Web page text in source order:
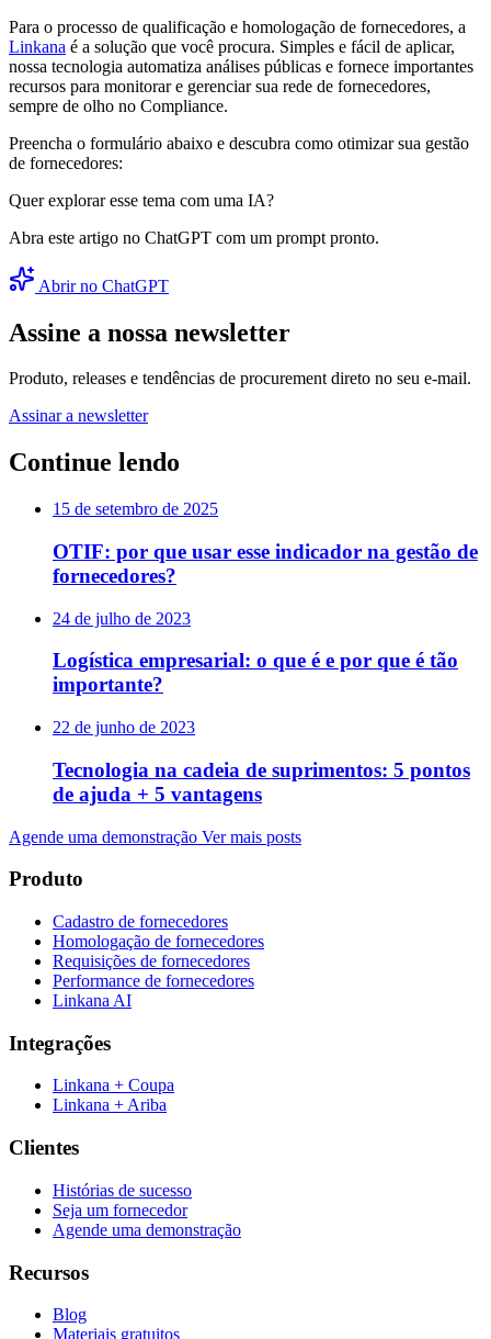
Para o processo de qualificação e homologação de fornecedores, a
Linkana é a solução que você procura. Simples e fácil de aplicar,
nossa tecnologia automatiza análises públicas e fornece importantes
recursos para monitorar e gerenciar sua rede de fornecedores,
sempre de olho no Compliance.
Preencha o formulário abaixo e descubra como otimizar sua gestão
de fornecedores:
Quer explorar esse tema com uma IA?
Abra este artigo no ChatGPT com um prompt pronto.
Abrir no ChatGPT
Assine a nossa newsletter
Produto, releases e tendências de procurement direto no seu e-mail.
Assinar a newsletter
Continue lendo
15 de setembro de 2025
OTIF: por que usar esse indicador na gestão de
fornecedores?
24 de julho de 2023
Logística empresarial: o que é e por que é tão
importante?
22 de junho de 2023
Tecnologia na cadeia de suprimentos: 5 pontos
de ajuda + 5 vantagens
Agende uma demonstração Ver mais posts
Produto
Cadastro de fornecedores
Homologação de fornecedores
Requisições de fornecedores
Performance de fornecedores
Linkana AI
Integrações
Linkana + Coupa
Linkana + Ariba
Clientes
Histórias de sucesso
Seja um fornecedor
Agende uma demonstração
Recursos
Blog
Materiais gratuitos